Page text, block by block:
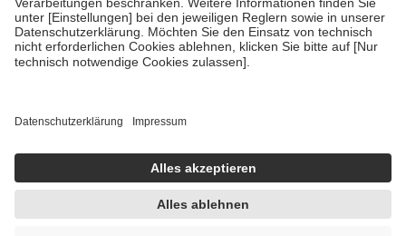
GKV getragen werden
• empfohlenen Schutzimpfungen
• Harn- und Blutteststreifen
getroffen, um sicherzustellen, dass es sich um echte Bewertungen
https://help.etrusted.com/hc/de/articles/4419944605341
Einige Bilder und Inhalte wurden unter Zuhilfenahme künstlicher